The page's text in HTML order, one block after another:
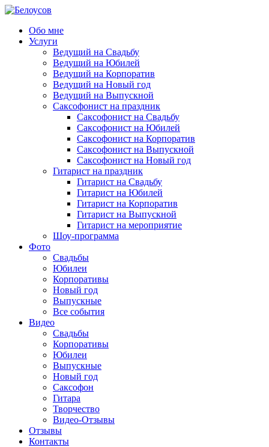
Обо мне
Услуги
Ведущий на Свадьбу
Ведущий на Юбилей
Ведущий на Корпоратив
Ведущий на Новый год
Ведущий на Выпускной
Саксофонист на праздник
Саксофонист на Свадьбу
Саксофонист на Юбилей
Саксофонист на Корпоратив
Саксофонист на Выпускной
Саксофонист на Новый год
Гитарист на праздник
Гитарист на Свадьбу
Гитарист на Юбилей
Гитарист на Корпоратив
Гитарист на Выпускной
Гитарист на мероприятие
Шоу-программа
Фото
Свадьбы
Юбилеи
Корпоративы
Новый год
Выпускные
Все события
Видео
Свадьбы
Корпоративы
Юбилеи
Выпускные
Новый год
Саксофон
Гитара
Творчество
Видео-Отзывы
Отзывы
Контакты